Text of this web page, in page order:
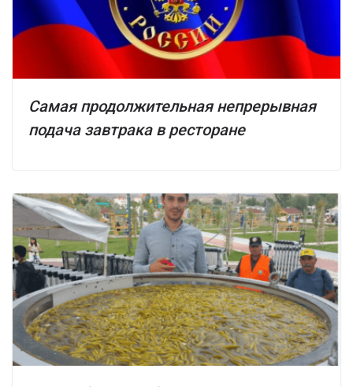
Самая продолжительная непрерывная
подача завтрака в ресторане